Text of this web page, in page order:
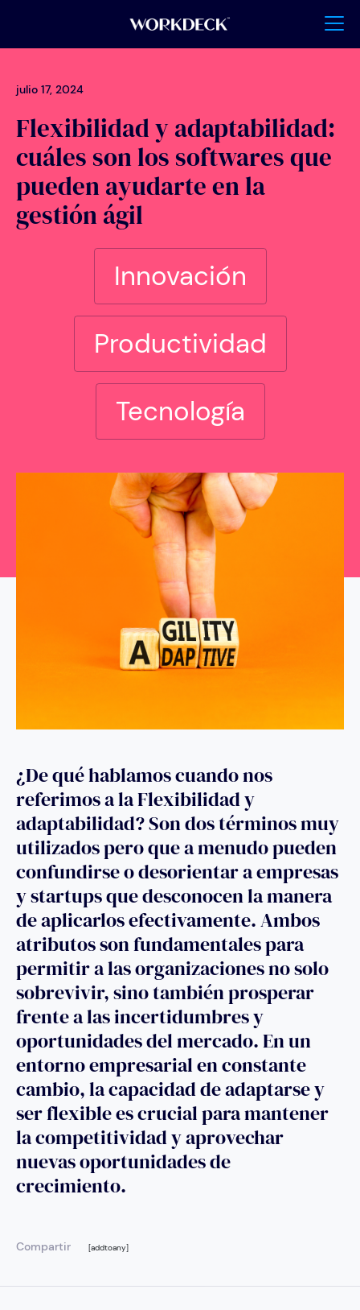
julio 17, 2024
Flexibilidad y adaptabilidad:
cuáles son los softwares que
pueden ayudarte en la
gestión ágil
Innovación
Productividad
Tecnología
¿De qué hablamos cuando nos
referimos a la Flexibilidad y
adaptabilidad? Son dos términos muy
utilizados pero que a menudo pueden
confundirse o desorientar a empresas
y startups que desconocen la manera
de aplicarlos efectivamente. Ambos
atributos son fundamentales para
permitir a las organizaciones no solo
sobrevivir, sino también prosperar
frente a las incertidumbres y
oportunidades del mercado. En un
entorno empresarial en constante
cambio, la capacidad de adaptarse y
ser flexible es crucial para mantener
la competitividad y aprovechar
nuevas oportunidades de
crecimiento.
Compartir [addtoany]